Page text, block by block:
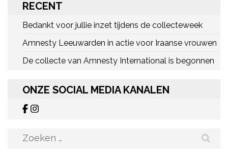
RECENT
Bedankt voor jullie inzet tijdens de collecteweek
Amnesty Leeuwarden in actie voor Iraanse vrouwen
De collecte van Amnesty International is begonnen
ONZE SOCIAL MEDIA KANALEN
Zoeken